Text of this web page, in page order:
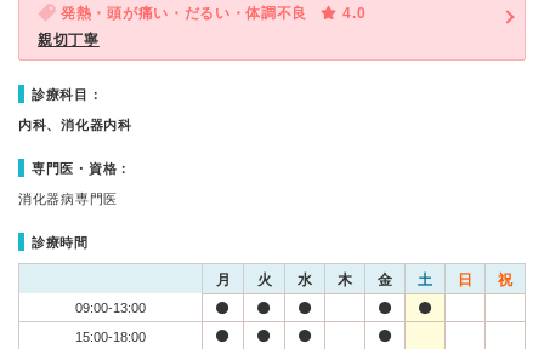
発熱・頭が痛い・だるい・体調不良
4.0
親切丁寧
診療科目：
内科、消化器内科
専門医・資格：
消化器病専門医
診療時間
月 火 水 木 金 土 日 祝
09:00-13:00
15:00-18:00